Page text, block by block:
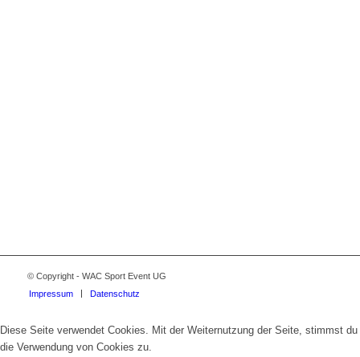
© Copyright - WAC Sport Event UG
Impressum
Datenschutz
Diese Seite verwendet Cookies. Mit der Weiternutzung der Seite, stimmst du
die Verwendung von Cookies zu.